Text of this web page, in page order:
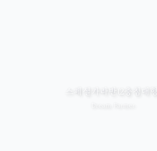
스페셜카라반(2층침대형)